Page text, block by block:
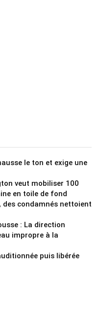
le ton et exige une
veut mobiliser 100
en toile de fond
des condamnés nettoient
: La direction
impropre à la
puis libérée